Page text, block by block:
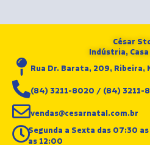
César
Indústria, Casa
Rua Dr. Barata, 209, Ribeira,
(84) 3211-8020 / (84)
vendas@cesarnatal.com.br
Segunda a Sexta das 07:30
as 12:00